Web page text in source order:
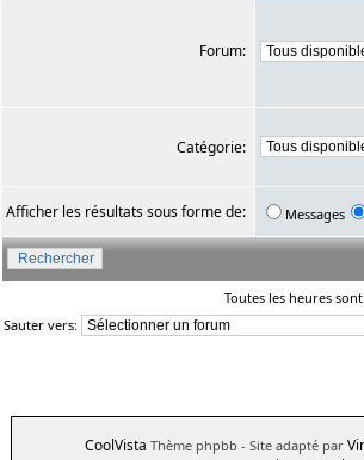
Forum:
Catégorie:
Afficher les résultats sous forme de: Messages
Toutes les heures
Sauter vers:
CoolVista Thème phpbb - Site adapté par